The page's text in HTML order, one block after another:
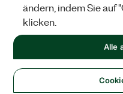
© 2026
VORBEHALTEN.
ändern, indem Sie auf
klicken.
Alle